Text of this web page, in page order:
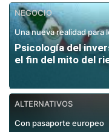
NEGOCIO
Una nueva realidad para
Psicología del
el fin del mito del
ALTERNATIVOS
Con pasaporte europeo